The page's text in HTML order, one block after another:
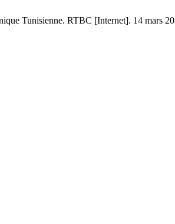
Tunisienne. RTBC [Internet]. 14 mars